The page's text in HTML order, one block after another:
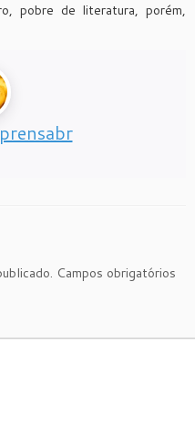
pobre de literatura, porém,
Campos obrigatórios